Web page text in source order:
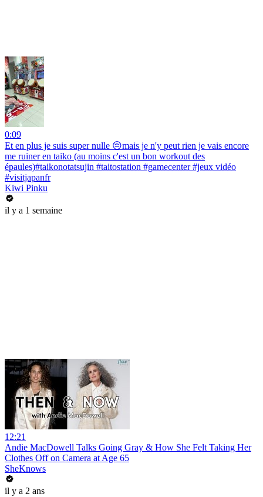
0:09
Et en plus je suis super nulle 😔mais je n'y peut rien je vais encore
me ruiner en taiko (au moins c'est un bon workout des
épaules)#taikonotatsujin #taitostation #gamecenter #jeux vidéo
#visitjapanfr
Kiwi Pinku
il y a 1 semaine
12:21
Andie MacDowell Talks Going Gray & How She Felt Taking Her
Clothes Off on Camera at Age 65
SheKnows
il y a 2 ans